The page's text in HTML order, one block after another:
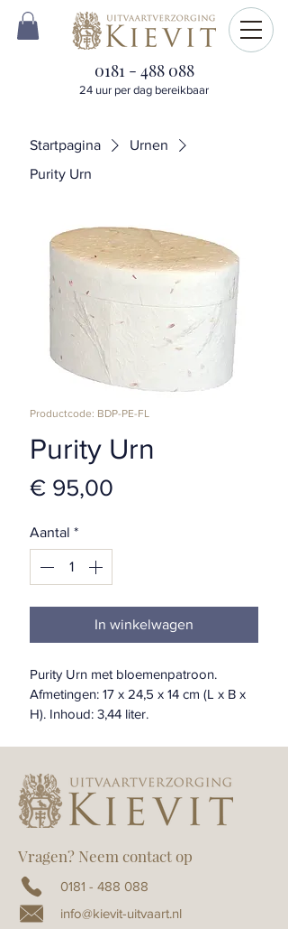
0181 - 488 088
24 uur per dag bereikbaar
Startpagina
Urnen
Purity Urn
Productcode: BDP-PE-FL
Purity Urn
€ 95,00
Aantal *
In winkelwagen
Purity Urn met bloemenpatroon.
Afmetingen: 17 x 24,5 x 14 cm (L x B x
H). Inhoud: 3,44 liter.
Vragen? Neem contact op
0181 - 488 088
info@kievit-uitvaart.nl